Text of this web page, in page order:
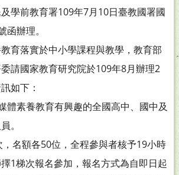
學前教育署109年7月10日臺教國署國
辦理。
育落實於中小學課程與教學，教育部
請國家教育研究院於109年8月辦理2
如下：
體素養教育有興趣的全國高中、國中及
。
名額各50位，全程參與者核予19小時
1梯次報名參加，報名方式為自即日起